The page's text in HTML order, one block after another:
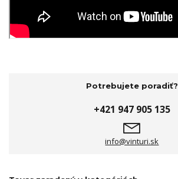
Potrebujete poradiť?
+421 947 905 135
info@vinturi.sk